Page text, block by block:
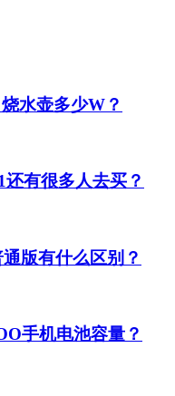
水壶多少W？
还有很多人去买？
版有什么区别？
手机电池容量？